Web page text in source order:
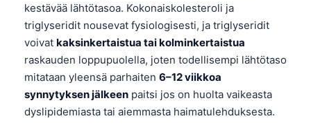
kestävää lähtötasoa. Kokonaiskolesteroli ja
triglyseridit nousevat fysiologisesti, ja triglyseridit
voivat kaksinkertaistua tai kolminkertaistua
raskauden loppupuolella, joten todellisempi lähtötaso
mitataan yleensä parhaiten 6–12 viikkoa
synnytyksen jälkeen paitsi jos on huolta vaikeasta
dyslipidemiasta tai aiemmasta haimatulehduksesta.
മലയാളം
Bahasa Melayu
Tiếng Việt
Tagalog
ไทย